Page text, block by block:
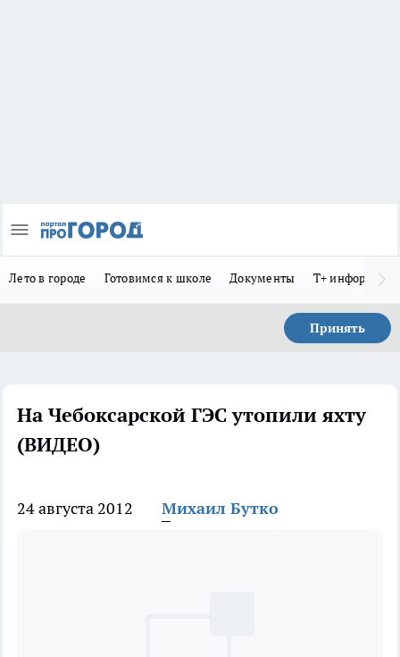
Лето в городе Готовимся к школе Документы Т+
Принять
На Чебоксарской ГЭС утопили яхту
(ВИДЕО)
24 августа 2012 Михаил Бутко